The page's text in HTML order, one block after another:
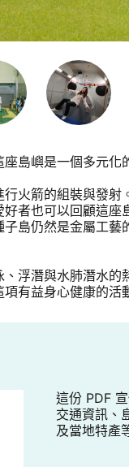
島嶼是一個多元化
火箭的組裝與發
好者也可以回顧這
島仍然是金屬工
浮潛與水肺潛水
有益身心健康的活
這份 PDF
交通資訊、
及當地特產